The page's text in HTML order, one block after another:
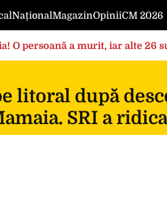
NaționalMagazinOpiniiCM 2026
O persoană a murit, iar alte
litoral după
SRI a